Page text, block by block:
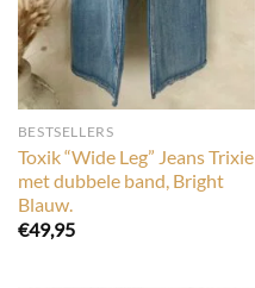
BESTSELLERS
Toxik “Wide Leg” Jeans Trixie
met dubbele band, Bright
Blauw.
€49,95